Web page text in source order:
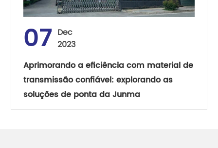
07 Dec
2023
Aprimorando a eficiência com material de
transmissão confiável: explorando as
soluções de ponta da Junma